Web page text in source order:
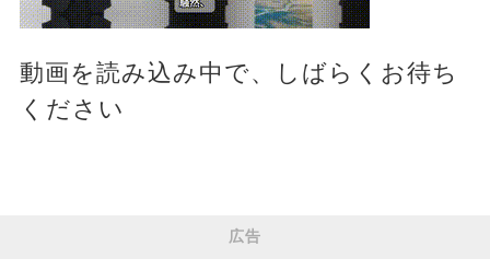
動画を読み込み中で、しばらくお待ち
ください
広告